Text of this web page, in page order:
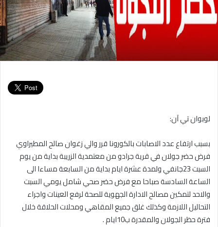
لوبوان تي آن:
بسبب ارتفاع عدد الاصابات بالكورونا قرر والي زغوان صالح المطيراوي
فرض حضر جولان في قرية جرادو من معتمدية الزريبة بداية من يوم
السبت 23جانفي ولمدة عشرة ايام بداية من السابعة مساءا الى
الساعة السادسة صباحا مع فرض حضر صحي شامل يومي السبت
والاحد لتمكين مصالح الادارة الجهوية للصحة لرفع العينات واجراء
التحاليل اللازمة وكذلك غلق جميع المقاهي ومحلات الحلاقة خلال
فترة حظر الجولان والمقدرة ب10ايام .